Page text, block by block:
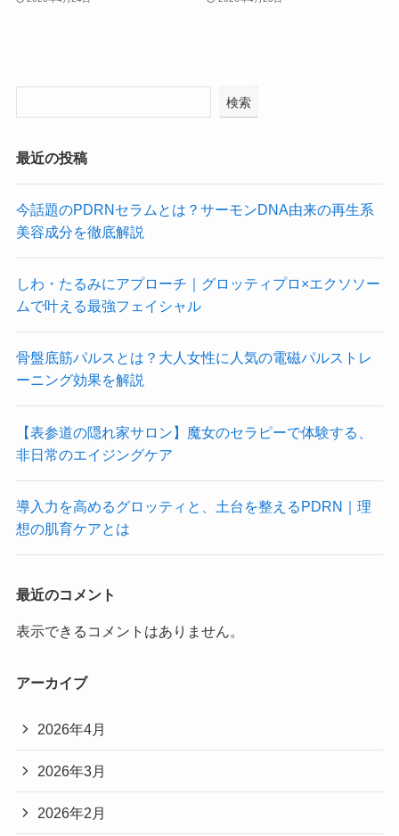
検索
最近の投稿
今話題のPDRNセラムとは？サーモンDNA由来の再生系
美容成分を徹底解説
しわ・たるみにアプローチ｜グロッティプロ×エクソソー
ムで叶える最強フェイシャル
骨盤底筋パルスとは？大人女性に人気の電磁パルストレ
ーニング効果を解説
【表参道の隠れ家サロン】魔女のセラピーで体験する、
非日常のエイジングケア
導入力を高めるグロッティと、土台を整えるPDRN｜理
想の肌育ケアとは
最近のコメント
表示できるコメントはありません。
アーカイブ
2026年4月
2026年3月
2026年2月